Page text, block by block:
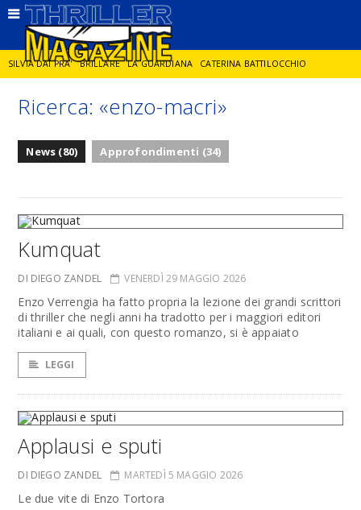
SILVIA DAI PRA' BRILLARE LA GUARDIANA CATERINA BATTILOCCHIO
JORGE DIAZ LA SPIA DELITTO IN CORNICE GIANCARLO DE CATALDO
Ricerca: «enzo-macri»
News (80) Approfondimenti (34)
Kumquat
DI DIEGO ZANDEL VENERDÌ 29 MAGGIO 2026
Enzo Verrengia ha fatto propria la lezione dei grandi scrittori
di thriller che negli anni ha tradotto per i maggiori editori
italiani e ai quali, con questo romanzo, si è appaiato
LEGGI
Applausi e sputi
DI DIEGO ZANDEL MARTEDÌ 5 MAGGIO 2026
Le due vite di Enzo Tortora